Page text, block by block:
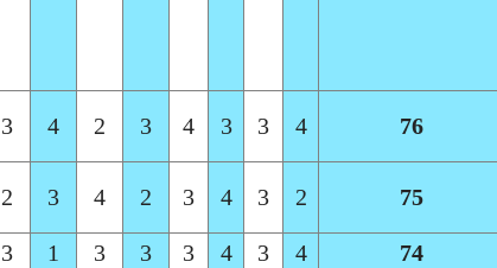
3 4 2 3 4 3 3 4 76
2 3 4 2 3 4 3 2 75
3 1 3 3 3 4 3 4
74